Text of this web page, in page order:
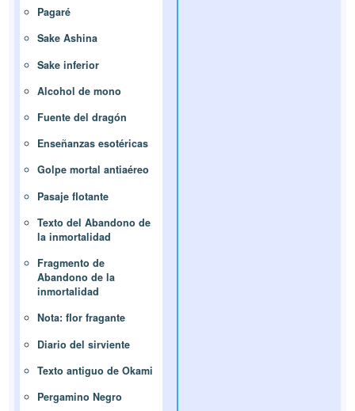
Pagaré
Sake Ashina
Sake inferior
Alcohol de mono
Fuente del dragón
Enseñanzas esotéricas
Golpe mortal antiaéreo
Pasaje flotante
Texto del Abandono de
la inmortalidad
Fragmento de
Abandono de la
inmortalidad
Nota: flor fragante
Diario del sirviente
Texto antiguo de Okami
Pergamino Negro